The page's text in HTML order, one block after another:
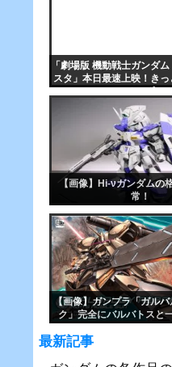
「劇場版 機動戦士ガンダ
スタ」本日最速上映！き
【画像】Hi-νガンダムの
常！
【画像】ガンプラ「ガル
ク」完全にバルバトスと
最新記事